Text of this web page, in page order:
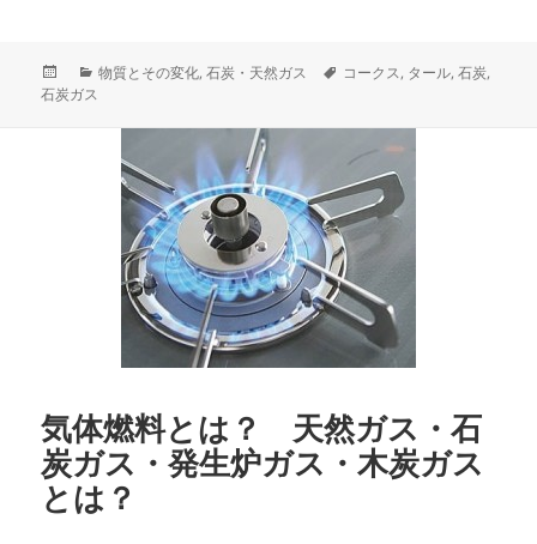
稿
カ
物質とその変化,石炭・天然ガス
タ
コークス, タール,石炭,
石炭ガス
気体燃料とは？ 天然ガス・石
炭ガス・発生炉ガス・木炭ガス
とは？